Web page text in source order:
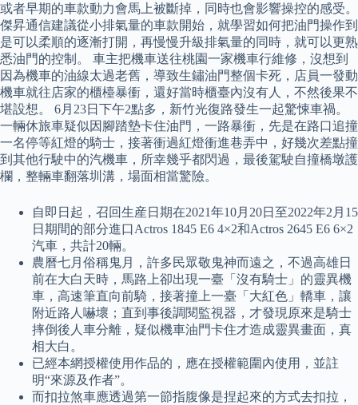
或者早期的車款動力會馬上被斷掉，同時也會影響操控的感受。
傑昇通信建議從小排氣量的車款開始，就學習如何把油門操作到
是可以柔順的逐漸打開，再慢慢升級排氣量的同時，就可以更熟
悉油門的控制。 車主把機車送往桃園一家機車行維修，沒想到
因為機車的油線太過老舊，導致生鏽油門整個卡死，店員一發動
機車就往店家的櫃檯暴衝，還好當時櫃臺內沒有人，不然後果不
堪設想。 6月23日下午2點多，新竹光復路發生一起驚悚車禍。
一輛休旅車疑似因腳踏墊卡住油門，一路暴衝，先是在路口追撞
一名停等紅燈的騎士，接著衝過紅燈衝進巷弄中，好幾次差點撞
到其他行駛中的汽機車，所幸幾乎都閃過，最後駕駛自撞橋墩護
欄，整輛車翻落圳溝，場面相當驚險。
自即日起，召回生産日期在2021年10月20日至2022年2月15
日期間的部分進口Actros 1845 E6 4×2和Actros 2645 E6 6×2
汽車，共計20輛。
農曆七月俗稱鬼月，許多民眾敬鬼神而遠之，不過高雄日
前在大白天時，馬路上卻出現一臺「沒有騎士」的靈異機
車，高速筆直向前騎，接著撞上一臺「大紅色」轎車，讓
附近路人嚇壞；直到事後調閱監視器，才發現原來是騎士
摔倒後人車分離，疑似機車油門卡住才造成靈異畫面，真
相大白。
已經本網授權使用作品的，應在授權範圍內使用，並註
明“來源及作者”。
而扣拉煞車應透過第一節指腹像是捏起來的方式去扣拉，